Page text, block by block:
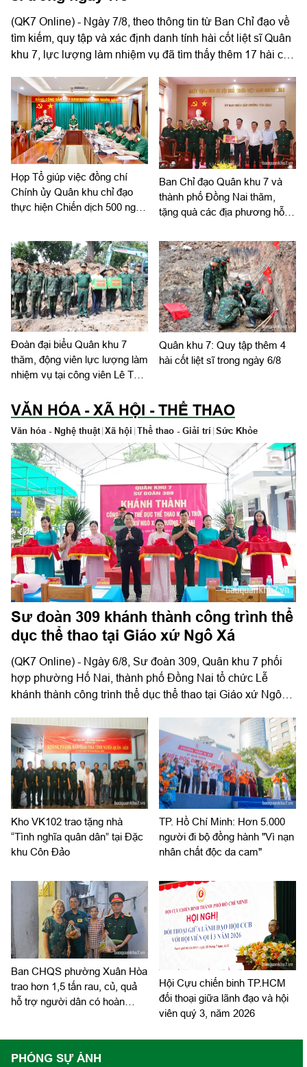
(QK7 Online) - Ngày 7/8, theo thông tin từ Ban Chỉ đạo về
tìm kiếm, quy tập và xác định danh tính hài cốt liệt sĩ Quân
khu 7, lực lượng làm nhiệm vụ đã tìm thấy thêm 17 hài cốt
HCM).
Họp Tổ giúp việc đồng chí
Chính ủy Quân khu chỉ đạo
thực hiện Chiến dịch 500 ngày
Ban Chỉ đạo Quân khu 7 và
thành phố Đồng Nai thăm,
tặng quà các địa phương hỗ
liệt sĩ
Đoàn đại biểu Quân khu 7
thăm, động viên lực lượng làm
nhiệm vụ tại công viên Lê Thị
Quân khu 7: Quy tập thêm 4
hài cốt liệt sĩ trong ngày 6/8
VĂN HÓA - XÃ HỘI - THỂ THAO
Văn hóa - Nghệ thuật|Xã hội |Thể thao - Giải trí|Sức Khỏe
Sư đoàn 309 khánh thành công trình thể
dục thể thao tại Giáo xứ Ngô Xá
(QK7 Online) - Ngày 6/8, Sư đoàn 309, Quân khu 7 phối
hợp phường Hố Nai, thành phố Đồng Nai tổ chức Lễ
khánh thành công trình thể dục thể thao tại Giáo xứ Ngô
Kho VK102 trao tặng nhà
“Tình nghĩa quân dân” tại Đặc
khu Côn Đảo
TP. Hồ Chí Minh: Hơn 5.000
người đi bộ đồng hành "Vì nạn
nhân chất độc da cam"
Ban CHQS phường Xuân Hòa
trao hơn 1,5 tấn rau, củ, quả
hỗ trợ người dân có hoàn
Hội Cựu chiến binh TP.HCM
đối thoại giữa lãnh đạo và hội
viên quý 3, năm 2026
PHÓNG SỰ ẢNH